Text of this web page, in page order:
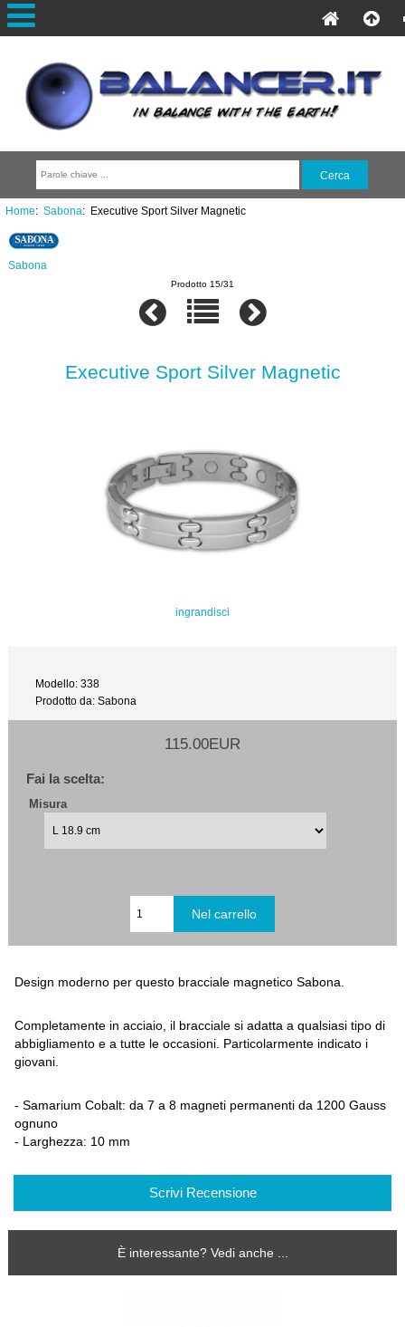
Home: Sabona: Executive Sport Silver Magnetic
Sabona
Prodotto 15/31
Executive Sport Silver Magnetic
ingrandisci
Modello: 338
Prodotto da: Sabona
115.00EUR
Fai la scelta:
Misura
Design moderno per questo bracciale magnetico Sabona.
Completamente in acciaio, il bracciale si adatta a qualsiasi tipo di
abbigliamento e a tutte le occasioni. Particolarmente indicato i
giovani.
- Samarium Cobalt: da 7 a 8 magneti permanenti da 1200 Gauss
ognuno
- Larghezza: 10 mm
Scrivi Recensione
È interessante? Vedi anche ...